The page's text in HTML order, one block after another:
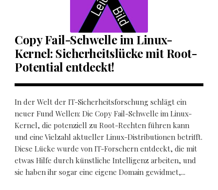
Copy Fail-Schwelle im Linux-
Kernel: Sicherheitslücke mit Root-
Potential entdeckt!
In der Welt der IT-Sicherheitsforschung schlägt ein
neuer Fund Wellen: Die Copy Fail-Schwelle im Linux-
Kernel, die potenziell zu Root-Rechten führen kann
und eine Vielzahl aktueller Linux-Distributionen betrifft.
Diese Lücke wurde von IT-Forschern entdeckt, die mit
etwas Hilfe durch künstliche Intelligenz arbeiten, und
sie haben ihr sogar eine eigene Domain gewidmet,...